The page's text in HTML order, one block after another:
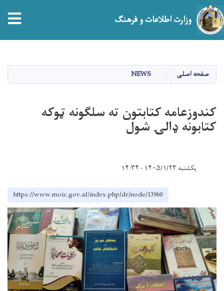
content
وزارت اطلاعات و فرهنگ
صفحه اصلی NEWS
کندوزعامه کتابتون ته سلګونه ټوکه
کتابونه ډالۍ شول
یکشنبه ۱۴۰۵/۱/۲۳ - ۱۴:۳۴
https://www.moic.gov.af/index.php/dr/node/13960